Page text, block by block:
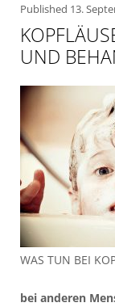
Published 13.
UND
WAS TUN BEI
bei anderen